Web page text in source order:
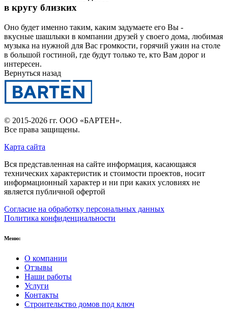
в кругу близких
Оно будет именно таким, каким задумаете его Вы -
вкусные шашлыки в компании друзей у своего дома, любимая
музыка на нужной для Вас громкости, горячий ужин на столе
в большой гостиной, где будут только те, кто Вам дорог и
интересен.
Вернуться назад
© 2015-2026 гг. ООО «БАРТЕН».
Все права защищены.
Карта сайта
Вся представленная на сайте информация, касающаяся
технических характеристик и стоимости проектов, носит
информационный характер и ни при каких условиях не
является публичной офертой
Согласие на обработку персональных данных
Политика конфиденциальности
Меню:
О компании
Отзывы
Наши работы
Услуги
Контакты
Строительство домов под ключ